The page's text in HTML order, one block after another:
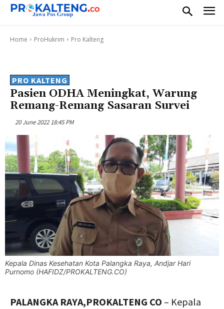
Home ProHukrim Pro Kalteng
PRO KALTENG
Pasien ODHA Meningkat, Warung
Remang-Remang Sasaran Survei
20 June 2022 18:45 PM
Kepala Dinas Kesehatan Kota Palangka Raya, Andjar Hari
Purnomo (HAFIDZ/PROKALTENG.CO)
PALANGKA RAYA,PROKALTENG CO – Kepala